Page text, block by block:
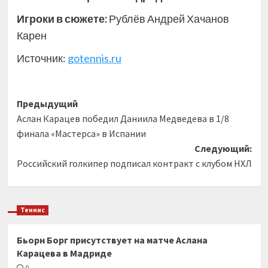
Игроки в сюжете:Рублёв Андрей Хачанов
Карен
Источник: gotennis.ru
Навигация
записи
Предыдущий
Аслан Карацев победил Даниила Медведева в 1/8
финала «Мастерса» в Испании
Следующий:
Российский голкипер подписал контракт с клубом НХЛ
Теннис
Бьорн Борг присутствует на матче Аслана
Карацева в Мадриде